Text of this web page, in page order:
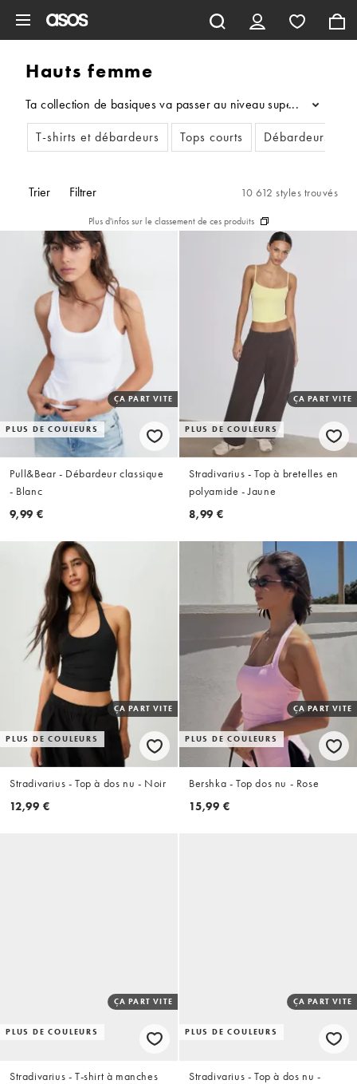
Hauts femme
Ta collection de basiques va passer au niveau supérieur
...
T-shirts et débardeurs
Tops courts Débardeurs
Trier Filtrer 10 612 styles trouvés
Plus d'infos sur le classement de ces produits
PLUS DE COULEURS
ÇA PART VITE
Pull&Bear - Débardeur classique
- Blanc
9,99 €
PLUS DE COULEURS
ÇA PART VITE
Stradivarius - Top à bretelles en
polyamide - Jaune
8,99 €
PLUS DE COULEURS
ÇA PART VITE
Stradivarius - Top à dos nu - Noir
12,99 €
PLUS DE COULEURS
ÇA PART VITE
Bershka - Top dos nu - Rose
15,99 €
PLUS DE COULEURS
ÇA PART VITE
Stradivarius - T-shirt à manches
PLUS DE COULEURS
ÇA PART VITE
Stradivarius - Top à dos nu -